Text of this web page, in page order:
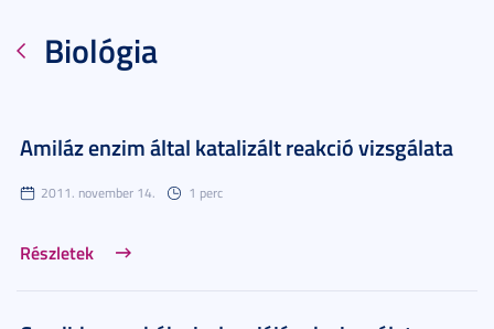
Biológia
Amiláz enzim által katalizált reakció vizsgálata
2011. november 14. 1 perc
Részletek